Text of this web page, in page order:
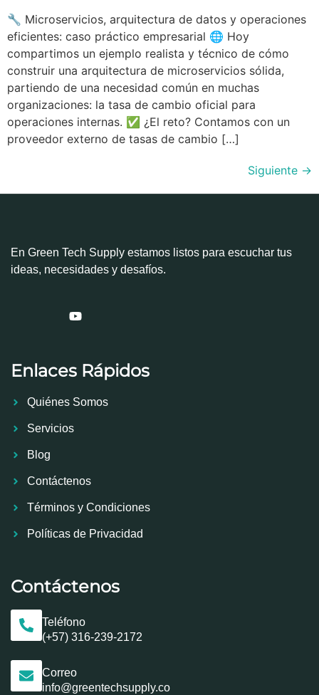
🔧 Microservicios, arquitectura de datos y operaciones
eficientes: caso práctico empresarial 🌐 Hoy
compartimos un ejemplo realista y técnico de cómo
construir una arquitectura de microservicios sólida,
partiendo de una necesidad común en muchas
organizaciones: la tasa de cambio oficial para
operaciones internas. ✅ ¿El reto? Contamos con un
proveedor externo de tasas de cambio […]
Siguiente →
En Green Tech Supply estamos listos para escuchar tus
ideas, necesidades y desafíos.
Enlaces Rápidos
Quiénes Somos
Servicios
Blog
Contáctenos
Términos y Condiciones
Políticas de Privacidad
Contáctenos
Teléfono
(+57) 316-239-2172
Correo
info@greentechsupply.co